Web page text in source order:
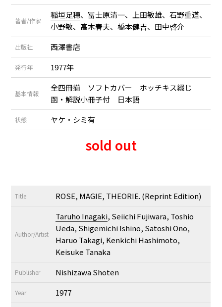
著者/作家
稲垣足穂、冨士原清一、上田敏雄、石野重道、
小野敏、高木春夫、橋本健吉、田中啓介
出版社 西澤書店
発行年 1977年
基本情報
全四冊揃 ソフトカバー ホッチキス綴じ
函・解説小冊子付 日本語
状態 ヤケ・シミ有
sold out
Title ROSE, MAGIE, THEORIE. (Reprint Edition)
Author/Artist
Taruho Inagaki, Seiichi Fujiwara, Toshio
Ueda, Shigemichi Ishino, Satoshi Ono,
Haruo Takagi, Kenkichi Hashimoto,
Keisuke Tanaka
Publisher Nishizawa Shoten
Year 1977